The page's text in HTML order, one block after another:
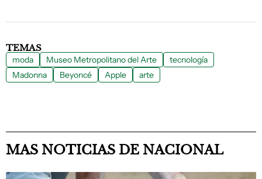
TEMAS
moda Museo Metropolitano del Arte
tecnología
Madonna
Beyoncé Apple arte
MAS NOTICIAS DE NACIONAL